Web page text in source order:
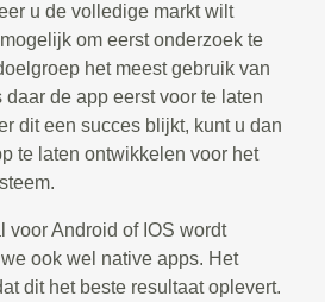
u de volledige markt wilt
om eerst onderzoek te
het meest gebruik van
de app eerst voor te laten
dit een succes blijkt, kunt u dan
te laten ontwikkelen voor het
voor Android of IOS wordt
ook wel native apps. Het
dit het beste resultaat oplevert.